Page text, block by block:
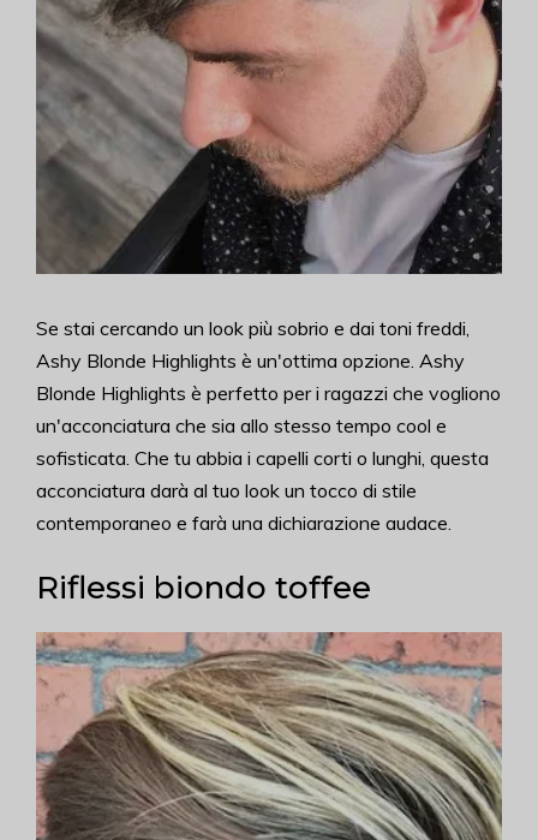
Se stai cercando un look più sobrio e dai toni freddi,
Ashy Blonde Highlights è un'ottima opzione. Ashy
Blonde Highlights è perfetto per i ragazzi che vogliono
un'acconciatura che sia allo stesso tempo cool e
sofisticata. Che tu abbia i capelli corti o lunghi, questa
acconciatura darà al tuo look un tocco di stile
contemporaneo e farà una dichiarazione audace.
Riflessi biondo toffee